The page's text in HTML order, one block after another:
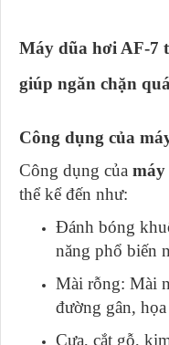
Máy dũa hơi AF-7
giúp ngăn chặn
Công dụng của
Công dụng của
thể kể đến như:
Đánh bóng
năng phổ biến
Mài rỗng: Mài
đường gân,
Cưa, cắt gỗ,